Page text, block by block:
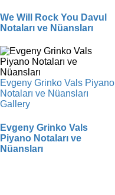
We Will Rock You Davul
Notaları ve Nüansları
Evgeny Grinko Vals Piyano
Notaları ve Nüansları
Gallery
Evgeny Grinko Vals
Piyano Notaları ve
Nüansları